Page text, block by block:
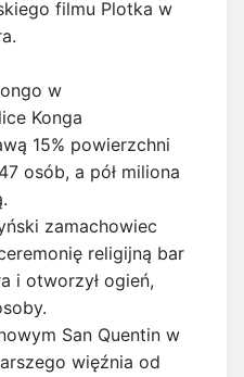
filmu Plotka w
w
Konga
15% powierzchni
osób, a pół miliona
zamachowiec
religijną bar
i otworzył ogień,
San Quentin w
więźnia od